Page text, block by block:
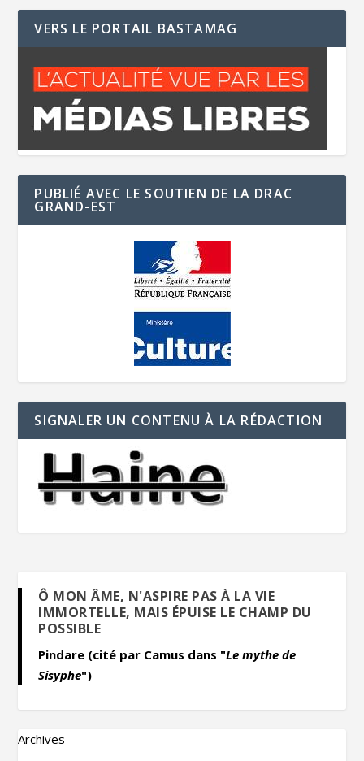
VERS LE PORTAIL BASTAMAG
PUBLIÉ AVEC LE SOUTIEN DE LA DRAC
GRAND-EST
SIGNALER UN CONTENU À LA RÉDACTION
Ô MON ÂME, N'ASPIRE PAS À LA VIE
IMMORTELLE, MAIS ÉPUISE LE CHAMP DU
POSSIBLE
Pindare (cité par Camus dans "Le mythe de
Sisyphe")
Archives